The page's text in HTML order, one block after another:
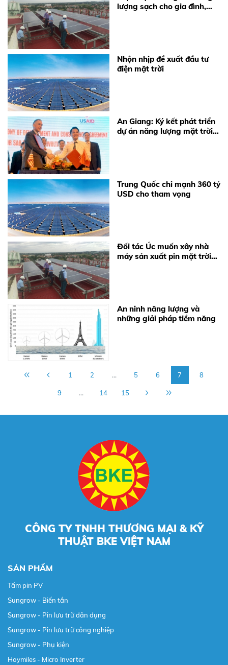
lượng sạch cho gia đình,
Nhộn nhịp đề xuất đầu tư
điện mặt trời
An Giang: Ký kết phát triển
dự án năng lượng mặt trời
Trung Quốc chi mạnh 360 tỷ
USD cho tham vọng
Đối tác Úc muốn xây nhà
máy sản xuất pin mặt trời
An ninh năng lượng và
những giải pháp tiềm năng
1 2 ... 5 6 7 8
9 ... 14 15
CÔNG TY TNHH THƯƠNG MẠI & KỸ
THUẬT BKE VIỆT NAM
SẢN PHẨM
Tấm pin PV
Sungrow - Biến tần
Sungrow - Pin lưu trữ dân dụng
Sungrow - Pin lưu trữ công nghiệp
Sungrow - Phụ kiện
Hoymiles - Micro Inverter